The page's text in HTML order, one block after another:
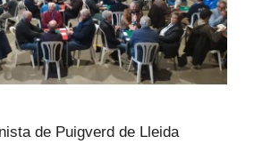
de Puigverd de Lleida